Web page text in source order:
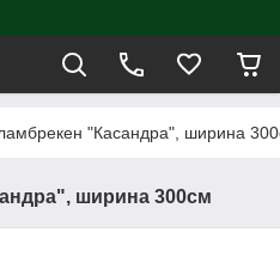
"Касандра", ширина
ширина 300см